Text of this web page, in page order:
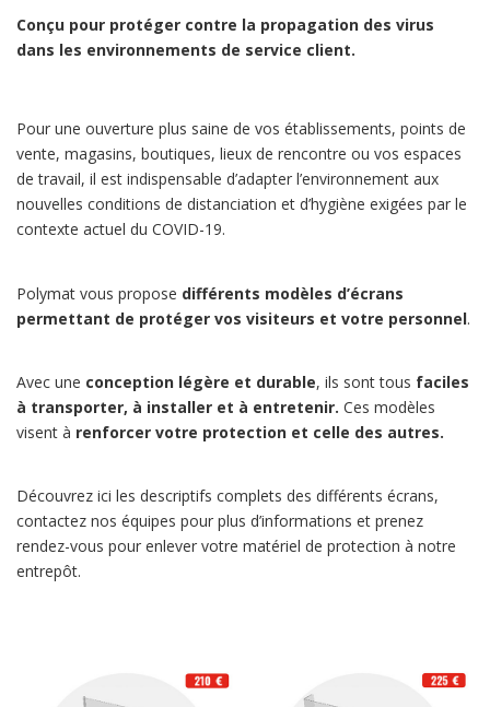
Conçu pour protéger contre la propagation des virus
dans les environnements de service client.
Pour une ouverture plus saine de vos établissements, points de
vente, magasins, boutiques, lieux de rencontre ou vos espaces
de travail, il est indispensable d’adapter l’environnement aux
nouvelles conditions de distanciation et d’hygiène exigées par le
contexte actuel du COVID-19.
Polymat vous propose différents modèles d’écrans
permettant de protéger vos visiteurs et votre personnel.
Avec une conception légère et durable, ils sont tous faciles
à transporter, à installer et à entretenir. Ces modèles
visent à renforcer votre protection et celle des autres.
Découvrez ici les descriptifs complets des différents écrans,
contactez nos équipes pour plus d’informations et prenez
rendez-vous pour enlever votre matériel de protection à notre
entrepôt.